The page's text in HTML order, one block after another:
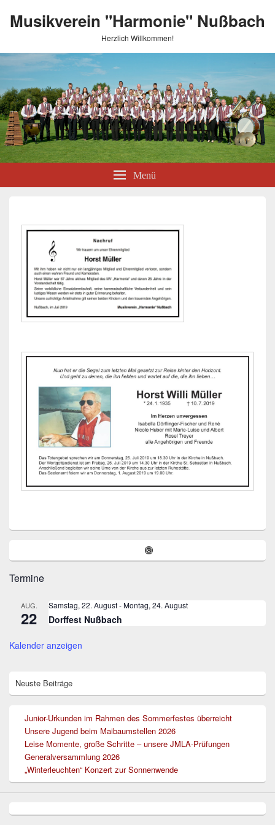
Musikverein "Harmonie" Nußbach
Herzlich Willkommen!
Menü
Instagram
Termine
AUG.
22
Samstag, 22. August-Montag, 24. August
Dorffest Nußbach
Kalender anzeigen
Neuste Beiträge
Junior-Urkunden im Rahmen des Sommerfestes überreicht
Unsere Jugend beim Maibaumstellen 2026
Leise Momente, große Schritte – unsere JMLA-Prüfungen
Generalversammlung 2026
„Winterleuchten“ Konzert zur Sonnenwende